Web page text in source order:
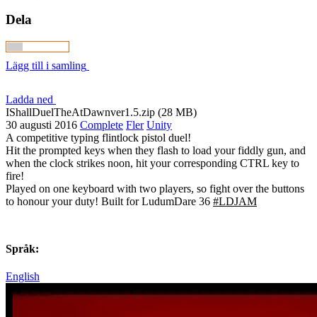
Dela
Lägg till i samling
Ladda ned
IShallDuelTheAtDawnver1.5.zip (28 MB)
30 augusti 2016 Complete Fler Unity
A competitive typing flintlock pistol duel!
Hit the prompted keys when they flash to load your fiddly gun, and
when the clock strikes noon, hit your corresponding CTRL key to
fire!
Played on one keyboard with two players, so fight over the buttons
to honour your duty! Built for LudumDare 36 #LDJAM
Språk:
English